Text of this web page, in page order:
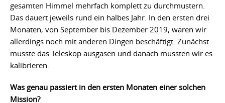
gesamten Himmel mehrfach komplett zu durchmustern.
Das dauert jeweils rund ein halbes Jahr. In den ersten drei
Monaten, von September bis Dezember 2019, waren wir
allerdings noch mit anderen Dingen beschäftigt: Zunächst
musste das Teleskop ausgasen und danach mussten wir es
kalibrieren.
Was genau passiert in den ersten Monaten einer solchen
Mission?